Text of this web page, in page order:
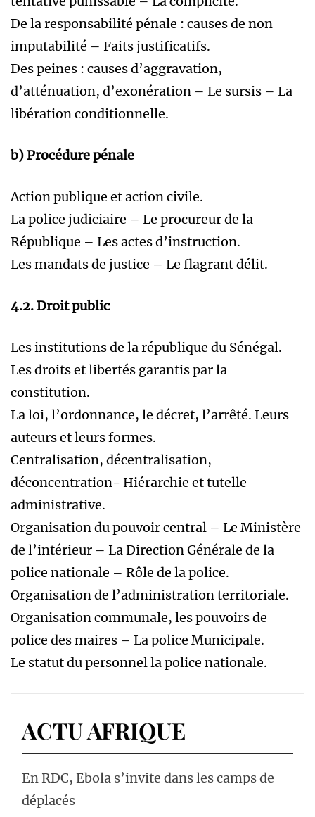
De la responsabilité pénale : causes de non
imputabilité – Faits justificatifs.
Des peines : causes d’aggravation,
d’atténuation, d’exonération – Le sursis – La
libération conditionnelle.
b) Procédure pénale
Action publique et action civile.
La police judiciaire – Le procureur de la
République – Les actes d’instruction.
Les mandats de justice – Le flagrant délit.
4.2. Droit public
Les institutions de la république du Sénégal.
Les droits et libertés garantis par la
constitution.
La loi, l’ordonnance, le décret, l’arrêté. Leurs
auteurs et leurs formes.
Centralisation, décentralisation,
déconcentration- Hiérarchie et tutelle
administrative.
Organisation du pouvoir central – Le Ministère
de l’intérieur – La Direction Générale de la
police nationale – Rôle de la police.
Organisation de l’administration territoriale.
Organisation communale, les pouvoirs de
police des maires – La police Municipale.
Le statut du personnel la police nationale.
ACTU AFRIQUE
En RDC, Ebola s’invite dans les camps de
déplacés